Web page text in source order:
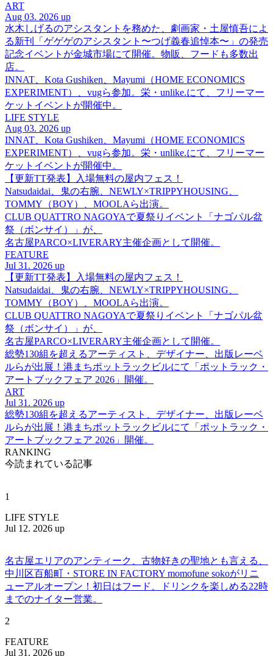
ART
Aug 03. 2026 up
水木しげるのアシスタントを務めた、劇画家・土屋慎吾によ
る新刊「ゲゲゲのアシスタント〜つげ義春追悼本〜」の発売
記念イベントが金城市場にて開催。物販、フードも多数出
店。
INNAT、Kota Gushiken、Mayumi（HOME ECONOMICS
EXPERIMENT）、vugら参加。栄・unlike.にて、フリーマー
ケットイベントが開催中。
LIFE STYLE
Aug 03. 2026 up
INNAT、Kota Gushiken、Mayumi（HOME ECONOMICS
EXPERIMENT）、vugら参加。栄・unlike.にて、フリーマー
ケットイベントが開催中。
【更新TT発表】入場無料の屋内フェス！
Natsudaidai、鬼の右腕、NEWLY×TRIPPYHOUSING、
TOMMY（BOY）、MOOLAら出演。
CLUB QUATTRO NAGOYAで夏祭りイベント「ナゴパル盆
祭（ボンサイ）」が、
名古屋PARCO×LIVERARY主催企画として開催。
FEATURE
Jul 31. 2026 up
【更新TT発表】入場無料の屋内フェス！
Natsudaidai、鬼の右腕、NEWLY×TRIPPYHOUSING、
TOMMY（BOY）、MOOLAら出演。
CLUB QUATTRO NAGOYAで夏祭りイベント「ナゴパル盆
祭（ボンサイ）」が、
名古屋PARCO×LIVERARY主催企画として開催。
総勢130組を超えるアーティスト、デザイナー、出版レーベ
ルらが出展！港まちポットラックビルにて「ポットラック・
アートブックフェア 2026」開催。
ART
Jul 31. 2026 up
総勢130組を超えるアーティスト、デザイナー、出版レーベ
ルらが出展！港まちポットラックビルにて「ポットラック・
アートブックフェア 2026」開催。
RANKING
今読まれている記事
1
LIFE STYLE
Jul 12. 2026 up
名古屋エリアのアンティーク、古物好きの聖地とも言える、
中川区百船町・STORE IN FACTORY momofune sokoがリニ
ューアルオープン！初日はフード、ドリンクを楽しめる22時
までのナイター営業。
2
FEATURE
Jul 31. 2026 up